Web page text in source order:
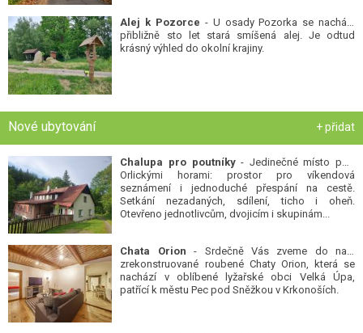
Alej k Pozorce - U osady Pozorka se nachází
přibližně sto let stará smíšená alej. Je odtud
krásný výhled do okolní krajiny.
Nové ubytování + přidat
Chalupa pro poutníky- Jedinečné místo pod
Orlickými horami: prostor pro víkendová
seznámení i jednoduché přespání na cestě.
Setkání nezadaných, sdílení, ticho i oheň.
Otevřeno jednotlivcům, dvojicím i skupinám...
Chata Orion - Srdečně Vás zveme do naší
zrekonstruované roubené Chaty Orion, která se
nachází v oblíbené lyžařské obci Velká Úpa,
patřící k městu Pec pod Sněžkou v Krkonoších.